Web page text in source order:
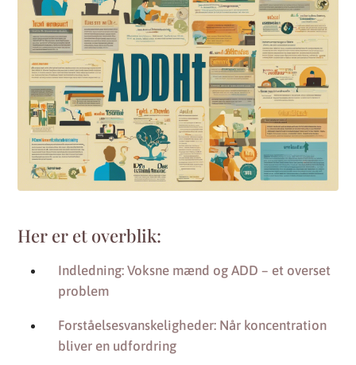
Her er et overblik:
Indledning: Voksne mænd og ADD – et overset
problem
Forståelsesvanskeligheder: Når koncentration
bliver en udfordring